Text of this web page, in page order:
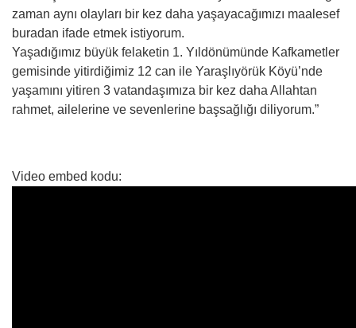
zaman aynı olayları bir kez daha yaşayacağımızı maalesef
buradan ifade etmek istiyorum.
Yaşadığımız büyük felaketin 1. Yıldönümünde Kafkametler
gemisinde yitirdiğimiz 12 can ile Yaraşlıyörük Köyü’nde
yaşamını yitiren 3 vatandaşımıza bir kez daha Allahtan
rahmet, ailelerine ve sevenlerine başsağlığı diliyorum.”
Video embed kodu: